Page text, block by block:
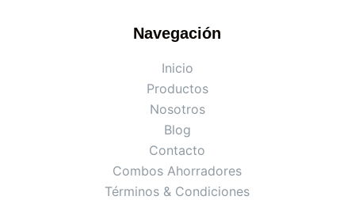
Navegación
Inicio
Productos
Nosotros
Blog
Contacto
Combos Ahorradores
Términos & Condiciones